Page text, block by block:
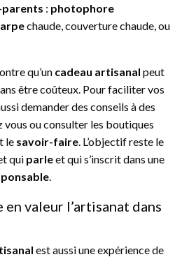
parents : photophore
chaude, couverture chaude, ou
qu’un cadeau artisanal peut
être coûteux. Pour faciliter vos
demander des conseils à des
vous ou consulter les boutiques
le savoir-faire . L’objectif reste le
qui parleet qui s’inscrit dans une
valeur l’artisanat dans
est aussi une expérience de